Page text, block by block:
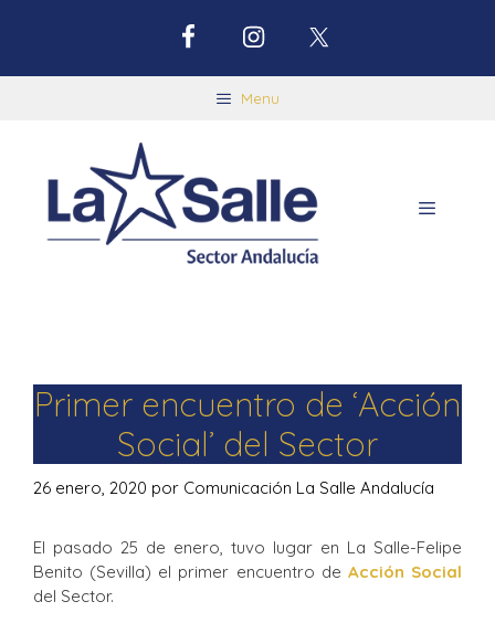
Menu
Primer encuentro de ‘Acción
Social’ del Sector
26 enero, 2020 por Comunicación La Salle Andalucía
El pasado 25 de enero, tuvo lugar en La Salle-Felipe
Benito (Sevilla) el primer encuentro de Acción Social
del Sector.